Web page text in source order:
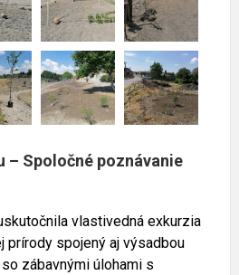
– Spoločné poznávanie
vlastivedná exkurzia
prírody spojený aj výsadbou
zábavnými úlohami s